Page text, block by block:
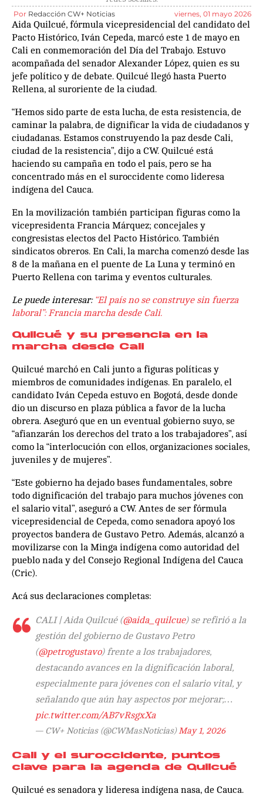
Por Redacción CW+ Noticias viernes, 01 mayo 2026
Aida Quilcué, fórmula vicepresidencial del candidato del
Pacto Histórico, Iván Cepeda, marcó este 1 de mayo en
Cali en conmemoración del Día del Trabajo. Estuvo
acompañada del senador Alexander López, quien es su
jefe político y de debate. Quilcué llegó hasta Puerto
Rellena, al suroriente de la ciudad.
“Hemos sido parte de esta lucha, de esta resistencia, de
caminar la palabra, de dignificar la vida de ciudadanos y
ciudadanas. Estamos construyendo la paz desde Cali,
ciudad de la resistencia”, dijo a CW. Quilcué está
haciendo su campaña en todo el país, pero se ha
concentrado más en el suroccidente como lideresa
indígena del Cauca.
En la movilización también participan figuras como la
vicepresidenta Francia Márquez; concejales y
congresistas electos del Pacto Histórico. También
sindicatos obreros. En Cali, la marcha comenzó desde las
8 de la mañana en el puente de La Luna y terminó en
Puerto Rellena con tarima y eventos culturales.
Le puede interesar:“El país no se construye sin fuerza
laboral”: Francia marcha desde Cali.
Quilcué y su presencia en la
marcha desde Cali
Quilcué marchó en Cali junto a figuras políticas y
miembros de comunidades indígenas. En paralelo, el
candidato Iván Cepeda estuvo en Bogotá, desde donde
dio un discurso en plaza pública a favor de la lucha
obrera. Aseguró que en un eventual gobierno suyo, se
“afianzarán los derechos del trato a los trabajadores”, así
como la “interlocución con ellos, organizaciones sociales,
juveniles y de mujeres”.
“Este gobierno ha dejado bases fundamentales, sobre
todo dignificación del trabajo para muchos jóvenes con
el salario vital”, aseguró a CW. Antes de ser fórmula
vicepresidencial de Cepeda, como senadora apoyó los
proyectos bandera de Gustavo Petro. Además, alcanzó a
movilizarse con la Minga indígena como autoridad del
pueblo nada y del Consejo Regional Indígena del Cauca
(Cric).
Acá sus declaraciones completas:
CALI | Aida Quilcué (@aida_quilcue) se refirió a la
gestión del gobierno de Gustavo Petro
(@petrogustavo) frente a los trabajadores,
destacando avances en la dignificación laboral,
especialmente para jóvenes con el salario vital, y
señalando que aún hay aspectos por mejorar;…
pic.twitter.com/AB7vRsgxXa
— CW+ Noticias (@CWMasNoticias)May 1, 2026
Cali y el suroccidente, puntos
clave para la agenda de Quilcué
Quilcué es senadora y lideresa indígena nasa, de Cauca.